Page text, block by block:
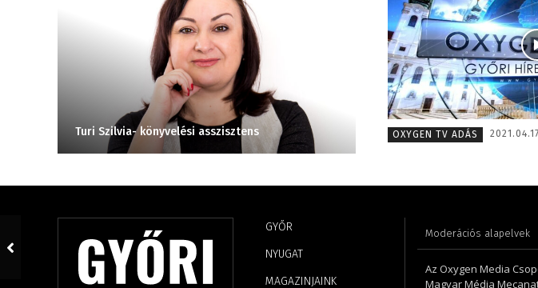
Turi Szilvia- könyvelési asszisztens Szentgáthi Csaba –
OXYGEN TV ADÁS
GYŐR
NYUGAT
MAGAZINJAINK
Moderációs alapelvek
Az Oxygen Media
Magyar Média